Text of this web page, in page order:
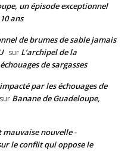
un épisode exceptionnel
ans
de brumes de sable jamais
sur L’archipel de la
de sargasses
par les échouages de
sur Banane de Guadeloupe,
mauvaise nouvelle -
le conflit qui oppose le